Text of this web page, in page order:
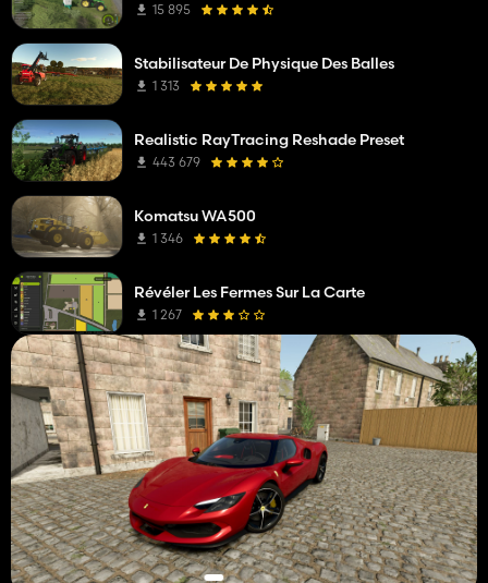
15 895
Stabilisateur De Physique Des Balles
1 313
Realistic RayTracing Reshade Preset
443 679
Komatsu WA500
1 346
Révéler Les Fermes Sur La Carte
1 267